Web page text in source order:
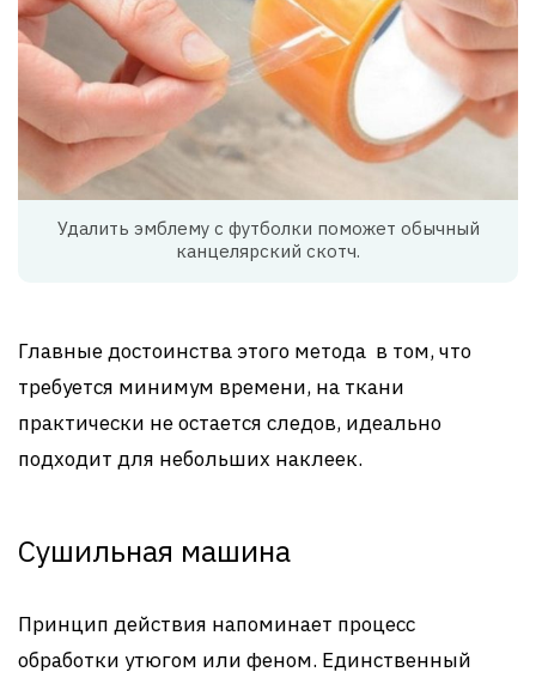
Удалить эмблему с футболки поможет обычный
канцелярский скотч.
Главные достоинства этого метода в том, что
требуется минимум времени, на ткани
практически не остается следов, идеально
подходит для небольших наклеек.
Сушильная машина
Принцип действия напоминает процесс
обработки утюгом или феном. Единственный